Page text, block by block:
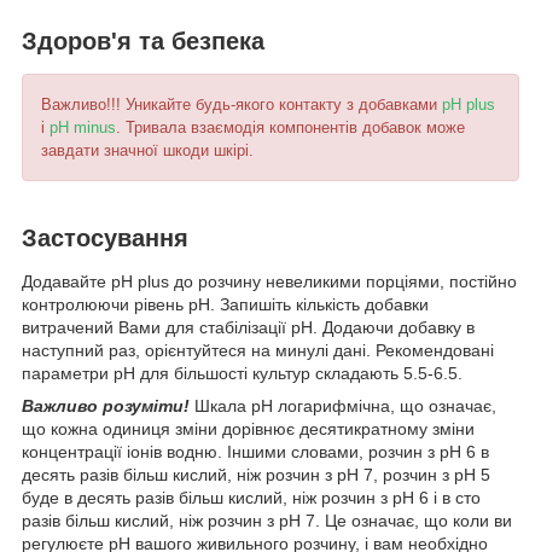
Здоров'я та безпека
Важливо!!! Уникайте будь-якого контакту з добавками pH plus
і pH minus. Тривала взаємодія компонентів добавок може
завдати значної шкоди шкірі.
Застосування
Додавайте pH plus до розчину невеликими порціями, постійно
контролюючи рівень pH. Запишіть кількість добавки
витрачений Вами для стабілізації pH. Додаючи добавку в
наступний раз, орієнтуйтеся на минулі дані. Рекомендовані
параметри pH для більшості культур складають 5.5-6.5.
Важливо розуміти! Шкала pH логарифмічна, що означає,
що кожна одиниця зміни дорівнює десятикратному зміни
концентрації іонів водню. Іншими словами, розчин з pH 6 в
десять разів більш кислий, ніж розчин з pH 7, розчин з pH 5
буде в десять разів більш кислий, ніж розчин з pH 6 і в сто
разів більш кислий, ніж розчин з pH 7. Це означає, що коли ви
регулюєте pH вашого живильного розчину, і вам необхідно